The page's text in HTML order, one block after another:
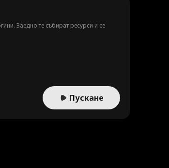
Заедно те събират ресурси и се
Пускане